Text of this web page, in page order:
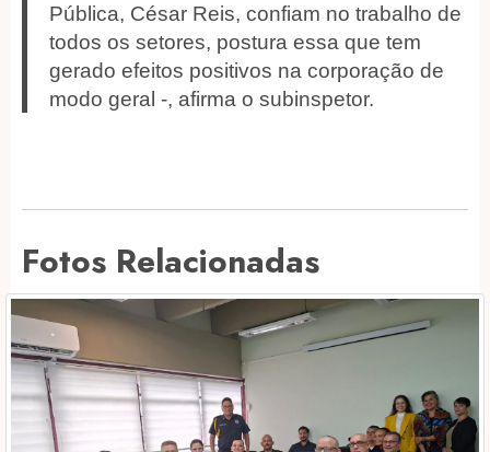
Pública, César Reis, confiam no trabalho de
todos os setores, postura essa que tem
gerado efeitos positivos na corporação de
modo geral -, afirma o subinspetor.
Fotos Relacionadas